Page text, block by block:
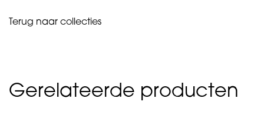
Terug naar collecties
Gerelateerde producten